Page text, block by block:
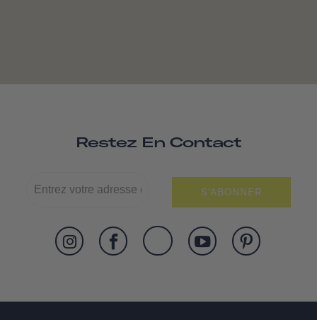
Restez En Contact
S'ABONNER